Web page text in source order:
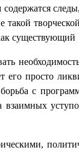
существующий
просто
с